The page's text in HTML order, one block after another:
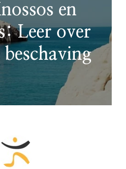
en
Leer over
beschaving